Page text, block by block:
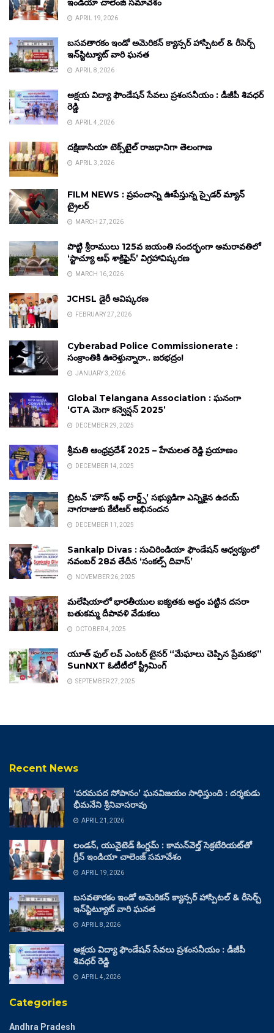
ఇండియా చాలెంజ్ సమావేశం
APRIL 19, 2026
బసవతారకం ఇండో అమెరికన్ క్యాన్సర్ హాస్పిటల్ & రీసెర్చ్
ఇన్‌స్టిట్యూట్ వారి ఘనత
APRIL 8, 2026
అక్షయ విద్యా ఫౌండేషన్ సేవలు ప్రశంసనీయం : డీజీపీ శివధర్
రెడ్డి
APRIL 4, 2026
దక్షిణాసియా టెక్స్‌టైల్ రాజధానిగా తెలంగాణ
APRIL 3, 2026
FILM NEWS : ప్రపంచాన్ని ఊపేస్తున్న స్పైడర్ మ్యాన్
ట్రైలర్
MARCH 27, 2026
పొట్టి శ్రీరాములు 125వ జయంతి సందర్భంగా అమరావతిలో
‘స్టాచ్యూ ఆఫ్ శాక్రిఫైస్’ విగ్రహావిష్కరణ
MARCH 16, 2026
JCHSL డైరీ ఆవిష్కరణ
FEBRUARY 27, 2026
Cyberabad Police Commissionerate :
సంక్రాంతికి ఊరెళ్తున్నారా.. జరభద్రం!
JANUARY 3, 2026
Global Telangana Association : ఘనంగా
‘GTA మెగా కన్వెన్షన్ 2025’
DECEMBER 29, 2025
శ్రీమతి ఆంధ్రప్రదేశ్ 2025 – హేమలత రెడ్డి ప్రయాణం
DECEMBER 14, 2025
బ్రిటన్ ‘హౌస్ ఆఫ్ లార్డ్స్’ సభ్యుడిగా ఎన్నికైన ఉదయ్
నాగరాజుకు కేటీఆర్ అభినందన
DECEMBER 11, 2025
Sankalp Divas : సుచిరిండియా ఫౌండేషన్ ఆధ్వర్యంలో
నవంబర్ 28వ తేదీన ‘సంకల్ప్ దివాస్’
NOVEMBER 26, 2025
మలేషియాలో భారతీయుల ఐక్యతకు అద్దం పట్టిన దసరా
బతుకమ్మ దీపావళి వేడుకలు
OCTOBER 4, 2025
యూత్ ఫుల్ లవ్ ఎంటర్ టైనర్ “మేఘాలు చెప్పిన ప్రేమకథ”
SunNXT ఓటీటీలో స్ట్రీమింగ్
SEPTEMBER 27, 2025
Recent News
‘పరమపద సోపానం’ ఘనవిజయం సాధిస్తుంది : దర్శకుడు
భీమనేని శ్రీనివాసరావు
APRIL 21, 2026
లండన్, యునైటెడ్ కింగ్డమ్ : కామన్‌వెల్త్ సెక్రటేరియట్‌తో
గ్రీన్ ఇండియా చాలెంజ్ సమావేశం
APRIL 19, 2026
బసవతారకం ఇండో అమెరికన్ క్యాన్సర్ హాస్పిటల్ & రీసెర్చ్
ఇన్‌స్టిట్యూట్ వారి ఘనత
APRIL 8, 2026
అక్షయ విద్యా ఫౌండేషన్ సేవలు ప్రశంసనీయం : డీజీపీ
శివధర్ రెడ్డి
APRIL 4, 2026
Categories
Andhra Pradesh